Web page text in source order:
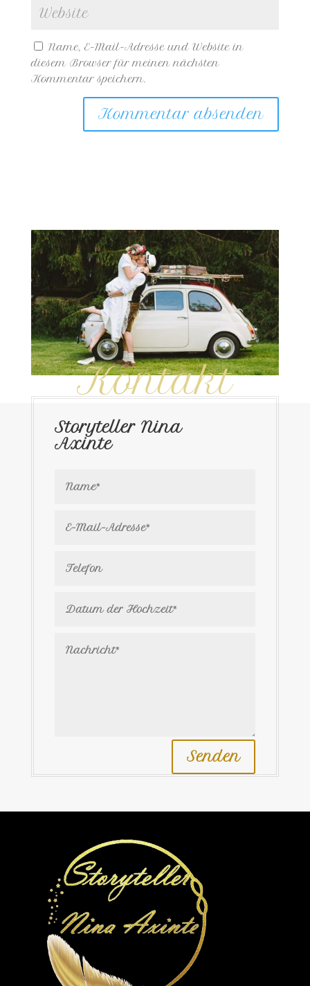
Name, E-Mail-Adresse und Website in
diesem Browser für meinen nächsten
Kommentar speichern.
Kontakt
Storyteller Nina
Axinte
Senden